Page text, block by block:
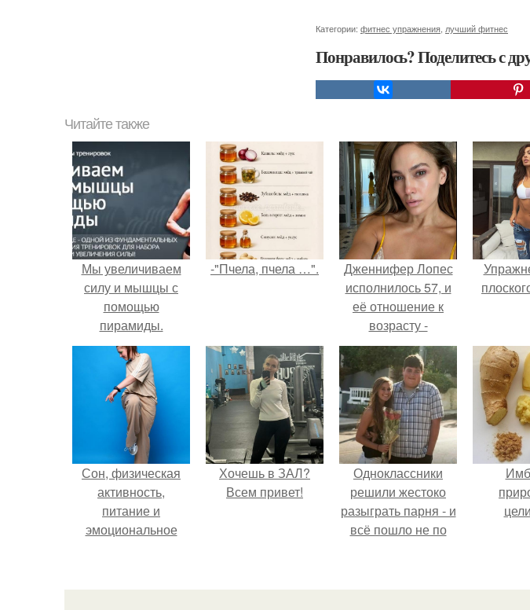
Категории: фитнес упражнения лучший фитнес
Понравилось? Поделитесь с
Читайте также
Мы увеличиваем
силу и мышцы с
помощью
пирамиды.
-"Пчела, пчела …".
Дженнифер Лопес
исполнилось 57, и
её отношение к
возрасту -
настоящий
манифест
уверенности: "не
говорите, что я
отлично выгляжу
для 57.
Сон, физическая
активность,
питание и
эмоциональное
Хочешь в ЗАЛ?
Всем привет!
Одноклассники
решили жестоко
разыграть парня - и
всё пошло не по